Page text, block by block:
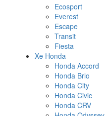
Ecosport
Everest
Escape
Transit
Fiesta
Xe Honda
Honda Accord
Honda Brio
Honda City
Honda Civic
Honda CRV